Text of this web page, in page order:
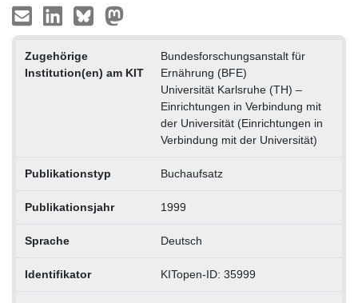
Zugehörige
Institution(en) am KIT
Bundesforschungsanstalt für
Ernährung (BFE)
Universität Karlsruhe (TH) –
Einrichtungen in Verbindung mit
der Universität (Einrichtungen in
Verbindung mit der Universität)
Publikationstyp Buchaufsatz
Publikationsjahr 1999
Sprache Deutsch
Identifikator KITopen-ID: 35999